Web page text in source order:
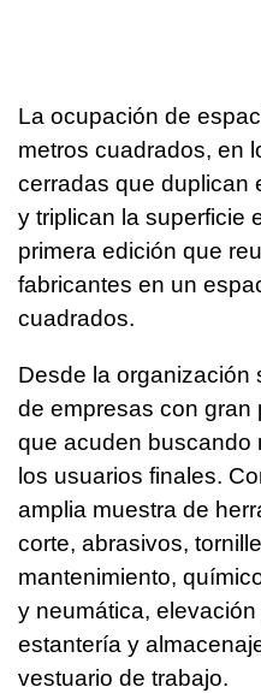
La ocupación de
metros cuadrados, en
cerradas que duplican
y triplican la superficie
primera edición que
fabricantes en un
cuadrados.
Desde la organización
de empresas con gran
que acuden buscando
los usuarios finales.
amplia muestra de
corte, abrasivos,
mantenimiento,
y neumática,
estantería y
vestuario de trabajo.